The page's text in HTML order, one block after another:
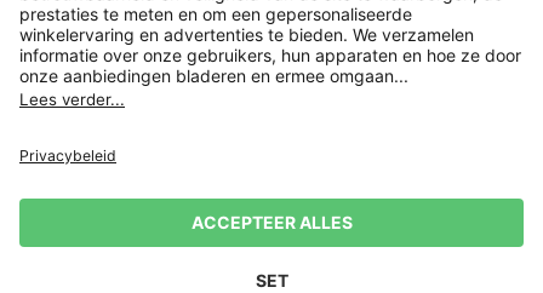
Versleuteling met
Verkoopvoorwaarden
Leveringsvoorwaarden
Herroepingsrecht
Impressum